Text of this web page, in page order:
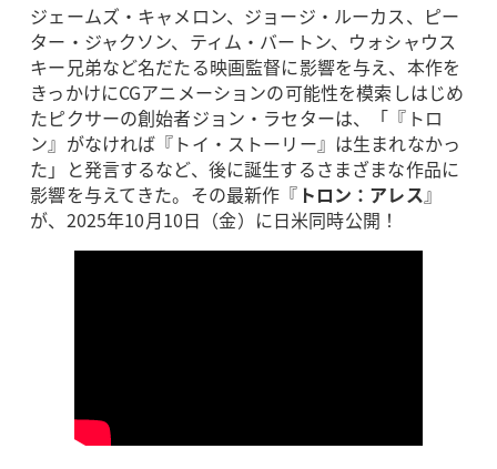
ジェームズ・キャメロン、ジョージ・ルーカス、ピー
ター・ジャクソン、ティム・バートン、ウォシャウス
キー兄弟など名だたる映画監督に影響を与え、本作を
きっかけにCGアニメーションの可能性を模索しはじめ
たピクサーの創始者ジョン・ラセターは、「『トロ
ン』がなければ『トイ・ストーリー』は生まれなかっ
た」と発言するなど、後に誕生するさまざまな作品に
影響を与えてきた。その最新作『 トロン：アレス 』
が、2025年10月10日（金）に日米同時公開！